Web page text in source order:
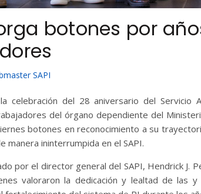
botones por
SAPI
celebración del 28 aniversario del
del órgano dependiente del
botones en reconocimiento a su
manera ininterrumpida en el SAPI.
por el director general del SAPI, Hendrick J.
valoraron la dedicación y lealtad de las